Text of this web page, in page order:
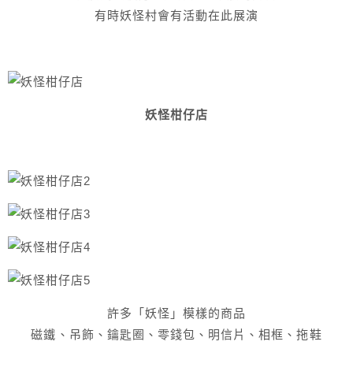
有時妖怪村會有活動在此展演
妖怪柑仔店
許多「妖怪」模樣的商品
磁鐵、吊飾、鑰匙圈、零錢包、明信片、相框、拖鞋